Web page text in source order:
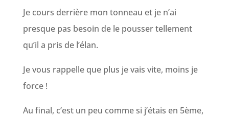
Je cours derrière mon tonneau et je n’ai
presque pas besoin de le pousser tellement
qu’il a pris de l’élan.
Je vous rappelle que plus je vais vite, moins je
force !
Au final, c’est un peu comme si j’étais en 5ème,